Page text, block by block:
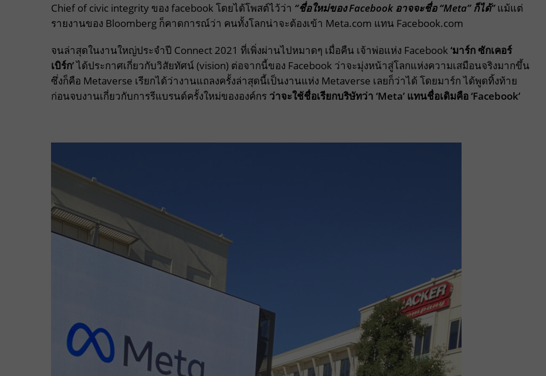
Chief of civic integrity ของ facebook โดยได้โพสต์ไว้ว่า “ชื่อใหม่ของFacebook อาจจะชื่อ “Meta” ก็ได้”แม้แต่
รายงานของ Bloomberg ก็คาดการณ์ว่า คนทั้งโลกน่าจะต้องเข้า Meta.com แทน Facebook.com
จนล่าสุดในงานใหญ่ประจำปี Connect 2021 ที่เพิ่งผ่านไปหมาดๆ เมื่อคืน เจ้าพ่อแห่ง Facebook‘มาร์ก ซักเคอร์
เบิร์ก’ได้ประกาศเกี่ยวกับวิสัยทัศน์ (vision) ต่อจากนี้ของ Facebook ว่าจะมุ่งหน้าสู่โลกแห่งความเสมือนจริงมากขึ้น
ซึ่งก็คือ Metaverse เรียกได้ว่างานแถลงครั้งล่าสุดนี้เป็นงานแห่ง Metaverse เลยก็ว่าได้ โดยมาร์ก ได้พูดทิ้งท้าย
ก่อนจบงานเกี่ยวกับการรีแบรนด์ครั้งใหม่ขององค์กร ว่าจะใช้ชื่อเรียกบริษัทว่า ‘Meta’ แทนชื่อเดิมคือ‘Facebook’